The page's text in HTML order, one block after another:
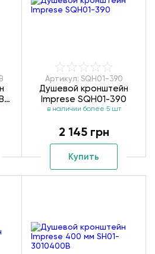
Артикул: SQH01-390
Душевой кронштейн
Imprese SQH01-390
в наличии более 5 шт
2 145 грн
Купить